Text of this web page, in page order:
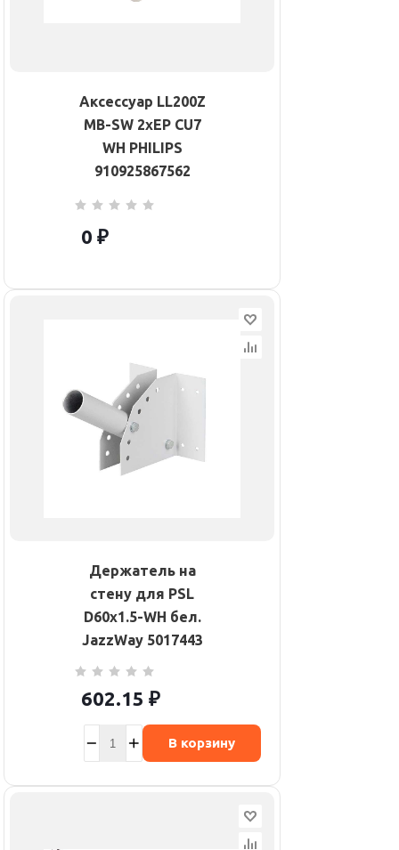
Аксессуар LL200Z
MB-SW 2xEP CU7
WH PHILIPS
910925867562
0 ₽
Держатель на
стену для PSL
D60х1.5-WH бел.
JazzWay 5017443
602.15 ₽
В корзину